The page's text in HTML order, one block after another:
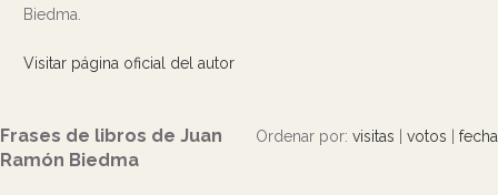
Biedma.
Visitar página oficial del autor
Ordenar por: visitas votos fecha
Frases de libros de Juan
Ramón Biedma